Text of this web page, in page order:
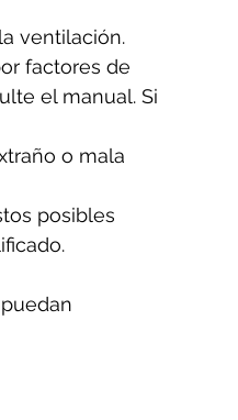
ventilación.
factores de
el manual. Si
o mala
posibles